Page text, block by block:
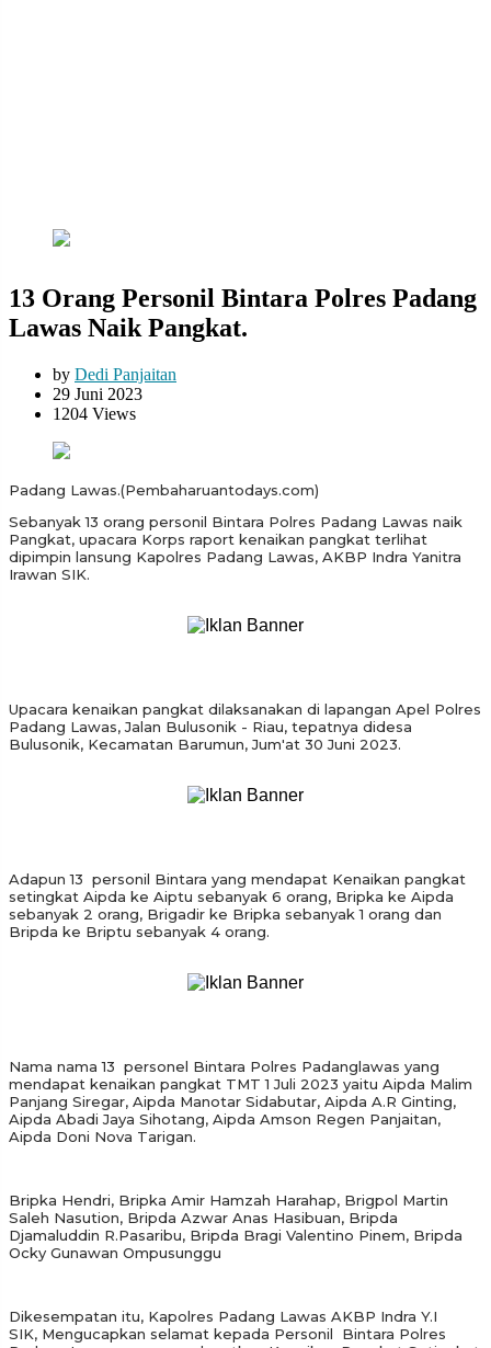
13 Orang Personil Bintara Polres Padang
Lawas Naik Pangkat.
by Dedi Panjaitan
29 Juni 2023
1204 Views
Padang Lawas.(Pembaharuantodays.com)
Sebanyak 13 orang personil Bintara Polres Padang Lawas naik
Pangkat, upacara Korps raport kenaikan pangkat terlihat
dipimpin lansung Kapolres Padang Lawas, AKBP Indra Yanitra
Irawan SIK.
Upacara kenaikan pangkat dilaksanakan di lapangan Apel Polres
Padang Lawas, Jalan Bulusonik - Riau, tepatnya didesa
Bulusonik, Kecamatan Barumun, Jum'at 30 Juni 2023.
Adapun 13 personil Bintara yang mendapat Kenaikan pangkat
setingkat Aipda ke Aiptu sebanyak 6 orang, Bripka ke Aipda
sebanyak 2 orang, Brigadir ke Bripka sebanyak 1 orang dan
Bripda ke Briptu sebanyak 4 orang.
Nama nama 13 personel Bintara Polres Padanglawas yang
mendapat kenaikan pangkat TMT 1 Juli 2023 yaitu Aipda Malim
Panjang Siregar, Aipda Manotar Sidabutar, Aipda A.R Ginting,
Aipda Abadi Jaya Sihotang, Aipda Amson Regen Panjaitan,
Aipda Doni Nova Tarigan.
Bripka Hendri, Bripka Amir Hamzah Harahap, Brigpol Martin
Saleh Nasution, Bripda Azwar Anas Hasibuan, Bripda
Djamaluddin R.Pasaribu, Bripda Bragi Valentino Pinem, Bripda
Ocky Gunawan Ompusunggu
Dikesempatan itu, Kapolres Padang Lawas AKBP Indra Y.I
SIK, Mengucapkan selamat kepada Personil Bintara Polres